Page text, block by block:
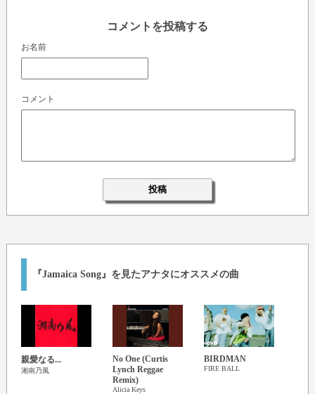
コメントを投稿する
お名前
コメント
『Jamaica Song』を見たアナタにオススメの曲
親愛なる...
湘南乃風
No One (Curtis
Lynch Reggae
Remix)
Alicia Keys
BIRDMAN
FIRE BALL